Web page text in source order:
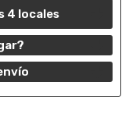
4 locales